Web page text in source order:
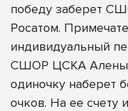
победу заберет
Росатом.
индивидуальный
СШОР ЦСКА Алены
одиночку наберет
очков. На ее счету